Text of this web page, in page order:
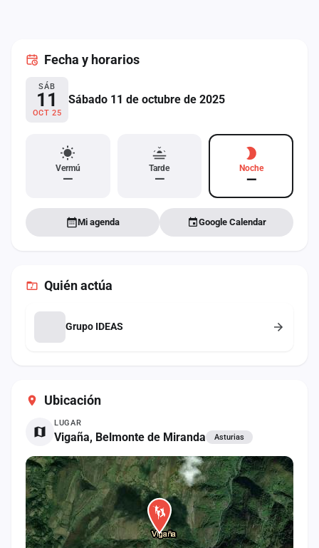
Ubicación
LUGAR
Vigaña, Belmonte de Miranda Asturias
Fecha y horarios
SÁB
11
OCT 25
Sábado 11 de octubre de 2025
Vermú
—
Tarde
—
Noche
—
Mi agenda Google Calendar
Quién actúa
Grupo IDEAS